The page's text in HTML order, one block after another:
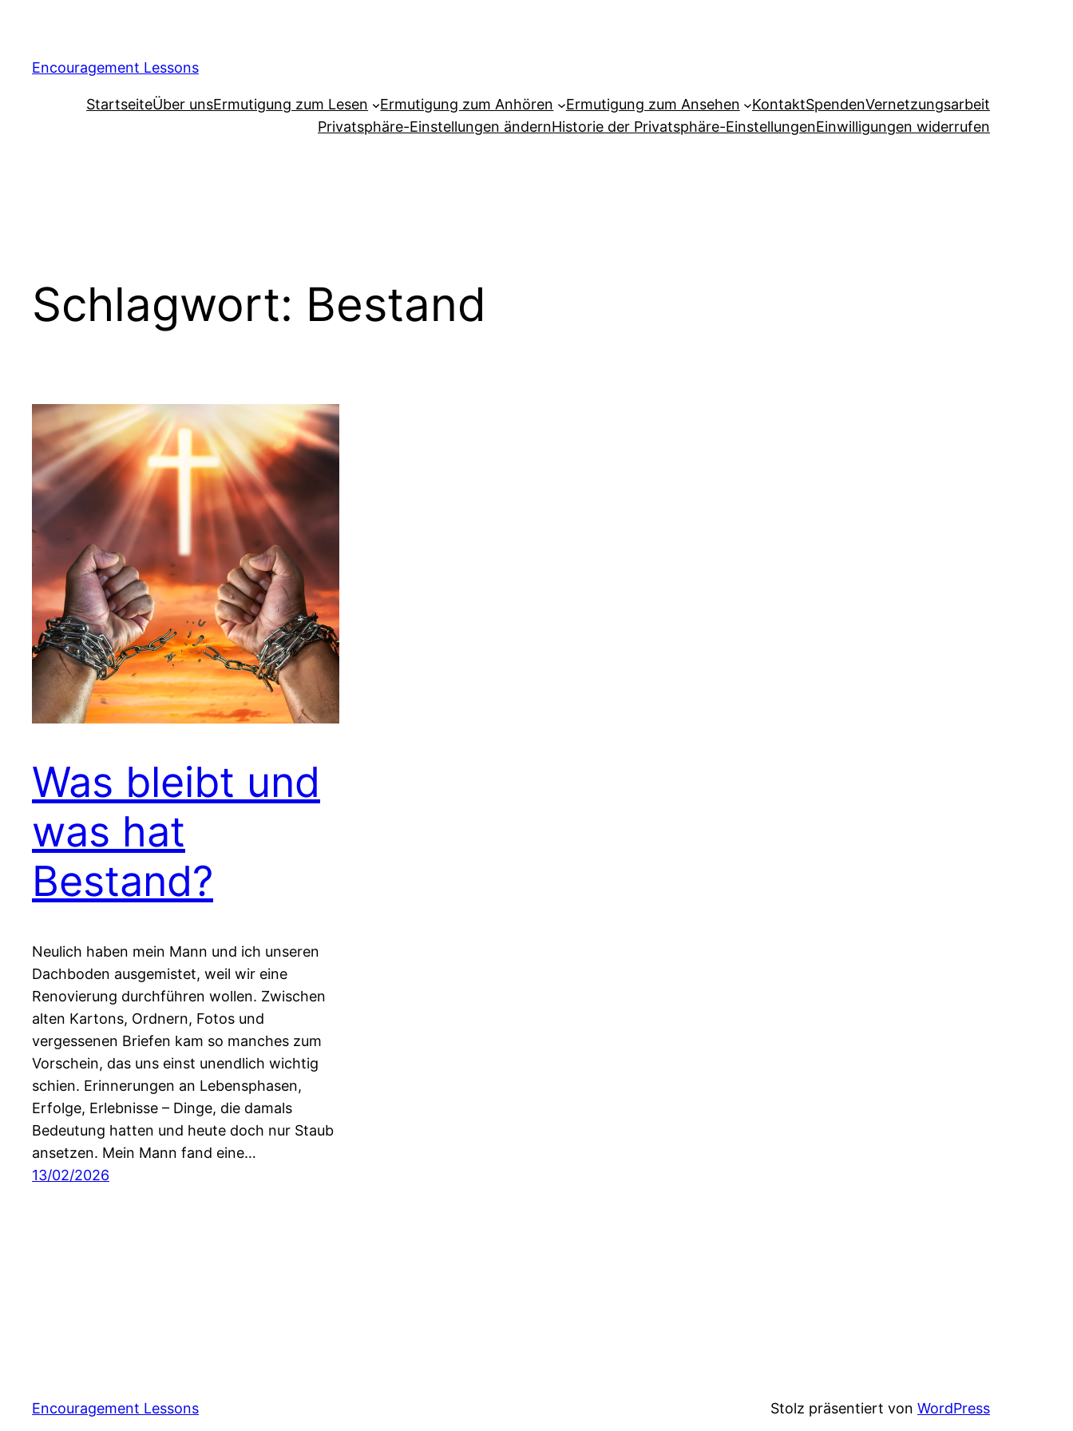
Encouragement Lessons
StartseiteÜber unsErmutigung zum Lesen Ermutigung zum Anhören Ermutigung zum Ansehen KontaktSpendenVernetzungsarbeit
Privatsphäre-Einstellungen ändernHistorie der Privatsphäre-EinstellungenEinwilligungen widerrufen
Schlagwort: Bestand
Was bleibt und
was hat
Bestand?
Neulich haben mein Mann und ich unseren
Dachboden ausgemistet, weil wir eine
Renovierung durchführen wollen. Zwischen
alten Kartons, Ordnern, Fotos und
vergessenen Briefen kam so manches zum
Vorschein, das uns einst unendlich wichtig
schien. Erinnerungen an Lebensphasen,
Erfolge, Erlebnisse – Dinge, die damals
Bedeutung hatten und heute doch nur Staub
ansetzen. Mein Mann fand eine…
13/02/2026
Encouragement Lessons Stolz präsentiert von WordPress